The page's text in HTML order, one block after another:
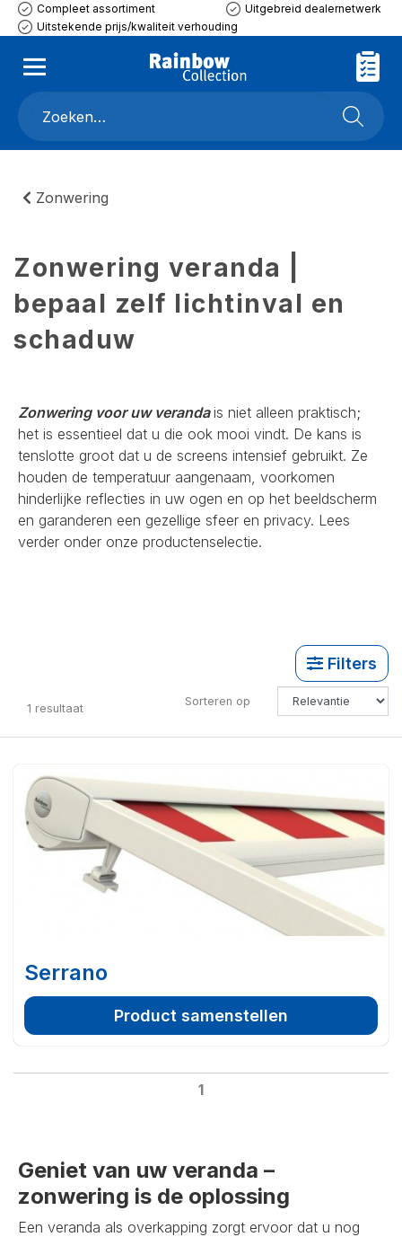
Compleet assortiment
Uitgebreid dealernetwerk
Uitstekende prijs/kwaliteit verhouding
Zonwering
Zonwering veranda |
bepaal zelf lichtinval en
schaduw
Zonwering voor uw verandais niet alleen praktisch;
het is essentieel dat u die ook mooi vindt. De kans is
tenslotte groot dat u de screens intensief gebruikt. Ze
houden de temperatuur aangenaam, voorkomen
hinderlijke reflecties in uw ogen en op het beeldscherm
en garanderen een gezellige sfeer en privacy. Lees
verder onder onze productenselectie.
Filters
1 resultaat Sorteren op
Serrano
Product samenstellen
1
Geniet van uw veranda –
zonwering is de oplossing
Een veranda als overkapping zorgt ervoor dat u nog